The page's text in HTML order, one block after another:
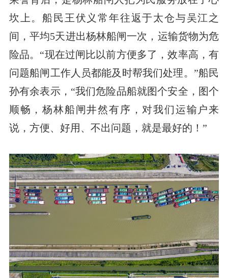
坎上。船民王伏义常年往返于太仓与吴江之
间，平均5天进出杨林船闸一次，运输货物为危
险品。“现在过闸比以前方便多了，效率高，有
问题船闸工作人员都能及时帮我们处理。”船民
孙有余表示，“我们危险品船就图个安全，图个
顺畅，杨林船闸井然有序，对我们运输户来
说，方便、好用、不出问题，就是最好的！”